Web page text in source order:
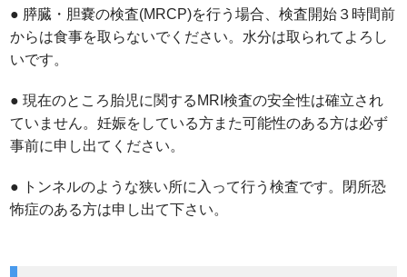
● 膵臓・胆嚢の検査(MRCP)を行う場合、検査開始３時間前
からは食事を取らないでください。水分は取られてよろし
いです。
● 現在のところ胎児に関するMRI検査の安全性は確立され
ていません。妊娠をしている方また可能性のある方は必ず
事前に申し出てください。
● トンネルのような狭い所に入って行う検査です。閉所恐
怖症のある方は申し出て下さい。